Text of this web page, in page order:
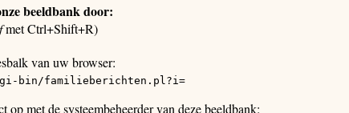
beeldbank door:
met Ctrl+Shift+R)
van uw browser:
bin/familieberichten.pl?i=
met de systeembeheerder van deze beeldbank: